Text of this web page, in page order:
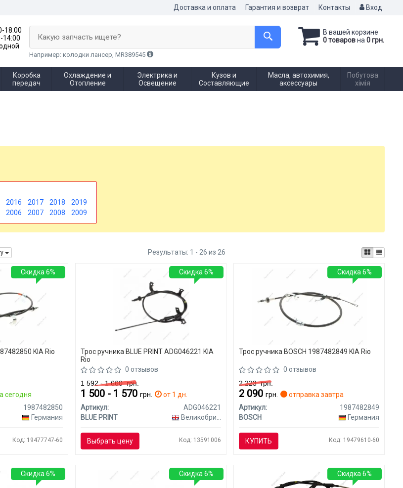
Доставка и оплата Гарантия и возврат Контакты Вход
18:00
14:00
В вашей корзине
0 товаровна 0 грн.
Какую запчасть ищете?
Например: колодки лансер, MR389545
Коробка
передач
Охлаждение и
Отопление
Электрика и
Освещение
Кузов и
Составляющие
Масла, автохимия,
аксессуары
Побутова
хімія
2016 2017 2018
2019
2006 2007 2008 2009
Результаты: 1 - 26 из 26
KIA Rio
сегодня
1987482850
Германия
Код: 19477747-60
Скидка 6%
Трос ручника BLUE PRINT ADG046221 KIA
Rio
0 отзывов
1 592 - 1 660грн.
1 500 - 1 570грн.
от 1 дн.
Артикул:
ADG046221
BLUE PRINT
Великобритания
Выбрать цену Код: 13591006
Скидка 6%
Трос ручника BOSCH 1987482849 KIA Rio
0 отзывов
2 223грн.
2 090грн.
отправка завтра
Артикул:
1987482849
BOSCH
Германия
КУПИТЬ Код: 19479610-60
Скидка 6%
Скидка 6% Скидка 6% Скидка 6%